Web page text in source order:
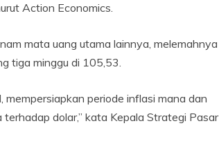
Action Economics.
mata uang utama lainnya, melemahnya
tiga minggu di 105,53.
periode inflasi mana dan
dolar,” kata Kepala Strategi Pasar